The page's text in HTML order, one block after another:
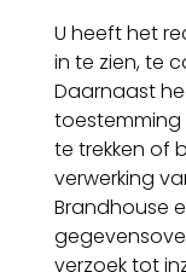
U heeft het
in te zien, te
Daarnaast
toestemming
te trekken of
verwerking
Brandhouse
verzoek tot